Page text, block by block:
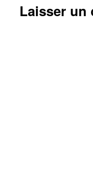
Laisser un